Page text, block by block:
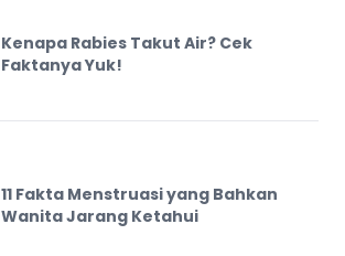
Kenapa Rabies Takut Air? Cek
Faktanya Yuk!
11 Fakta Menstruasi yang Bahkan
Wanita Jarang Ketahui